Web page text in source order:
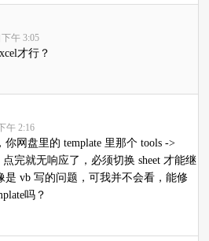
午 3:05
才行？
午 2:16
你网盘里的 template 里那个 tools ->
完就无响应了，必须切换 sheet 才能继
是 vb 写的问题，可我并不会看，能修
吗？